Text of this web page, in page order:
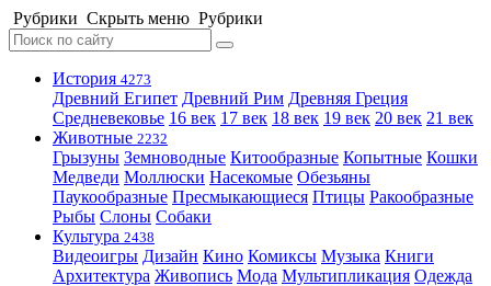
Рубрики Скрыть меню Рубрики
История 4273
Древний Египет Древний Рим Древняя Греция
Средневековье 16 век 17 век 18 век 19 век 20 век 21 век
Животные 2232
Грызуны Земноводные Китообразные Копытные Кошки
Медведи Моллюски Насекомые Обезьяны
Паукообразные Пресмыкающиеся Птицы Ракообразные
Рыбы Слоны Собаки
Культура 2438
Видеоигры Дизайн Кино Комиксы Музыка Книги
Архитектура Живопись Мода Мультипликация Одежда